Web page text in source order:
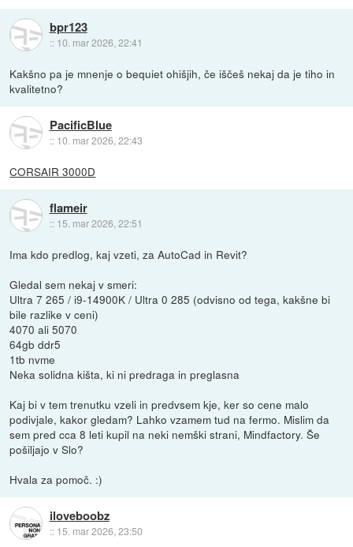
bpr123
:: 10. mar 2026, 22:41
Kakšno pa je mnenje o bequiet ohišjih, če iščeš nekaj da je tiho in
kvalitetno?
PacificBlue
:: 10. mar 2026, 22:43
CORSAIR 3000D
flameir
:: 15. mar 2026, 22:51
Ima kdo predlog, kaj vzeti, za AutoCad in Revit?
Gledal sem nekaj v smeri:
Ultra 7 265 / i9-14900K / Ultra 0 285 (odvisno od tega, kakšne bi
bile razlike v ceni)
4070 ali 5070
64gb ddr5
1tb nvme
Neka solidna kišta, ki ni predraga in preglasna
Kaj bi v tem trenutku vzeli in predvsem kje, ker so cene malo
podivjale, kakor gledam? Lahko vzamem tud na fermo. Mislim da
sem pred cca 8 leti kupil na neki nemški strani, Mindfactory. Še
pošiljajo v Slo?
Hvala za pomoč. :)
iloveboobz
:: 15. mar 2026, 23:50